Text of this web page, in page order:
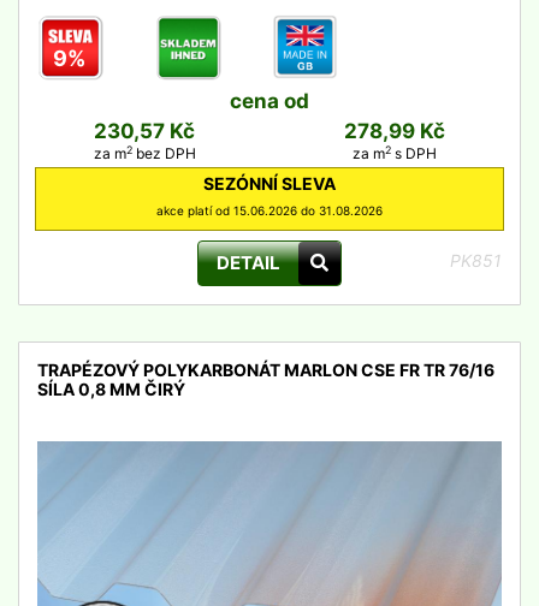
9%
cena od
230,57 Kč
za m2bez DPH
278,99 Kč
za m2 s DPH
SEZÓNNÍ SLEVA
akce platí od 15.06.2026 do 31.08.2026
DETAIL PK851
TRAPÉZOVÝ POLYKARBONÁT MARLON CSE FR TR 76/16
SÍLA 0,8 MM ČIRÝ